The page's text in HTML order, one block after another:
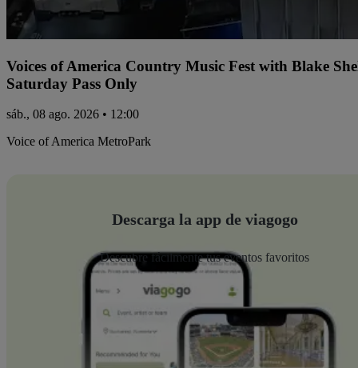
Voices of America Country Music Fest with Blake
Saturday Pass Only
sáb., 08 ago. 2026 • 12:00
Voice of America MetroPark
Descarga la app de viagogo
Descubre fácilmente tus eventos favoritos